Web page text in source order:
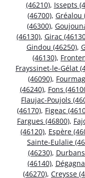
(46210), Issepts
(46700), Gréalou
(46300),
(46130), Girac
Gindou (46250),
(46130),
Frayssinet-le-Gélat
(46090),
(46240), Fons
Flaujac-Poujols
(46170), Figeac
Fargues (46800),
(46120), Espère
Sainte-Eulalie
(46230),
(46140),
(46270), Creysse